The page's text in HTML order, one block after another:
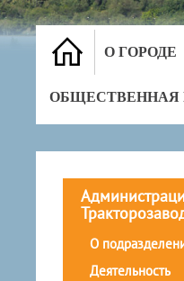
О ГОРОДЕ
ОБЩЕСТВЕННАЯ
О
Деятельность